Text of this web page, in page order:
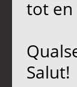
tot en
Salut!